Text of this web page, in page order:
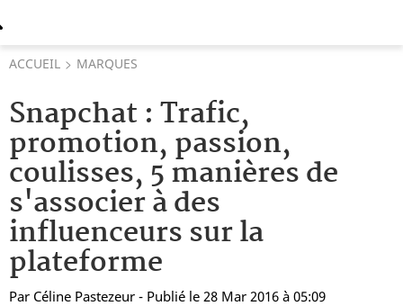
ACCUEIL MARQUES
Snapchat : Trafic,
promotion, passion,
coulisses, 5 manières de
s'associer à des
influenceurs sur la
plateforme
Par Céline Pastezeur - Publié le 28 Mar 2016 à 05:09